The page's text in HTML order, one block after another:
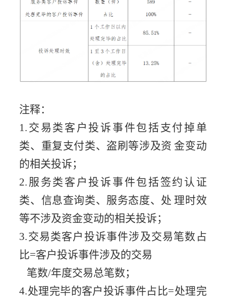
注释：
1.交易类客户投诉事件包括支付掉单
类、重复支付类、盗刷等涉及资 金变动
的相关投诉；
2.服务类客户投诉事件包括签约认证
类、信息查询类、服务态度、处 理时效
等不涉及资金变动的相关投诉；
3.交易类客户投诉事件涉及交易笔数占
比=客户投诉事件涉及的交易
笔数/年度交易总笔数；
4.处理完毕的客户投诉事件占比=处理完